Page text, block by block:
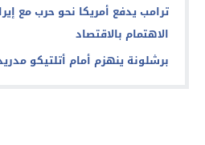
ترامب يدفع أمريكا نحو حرب مع
الاهتمام بالاقتصاد
برشلونة ينهزم أمام أتلتيكو